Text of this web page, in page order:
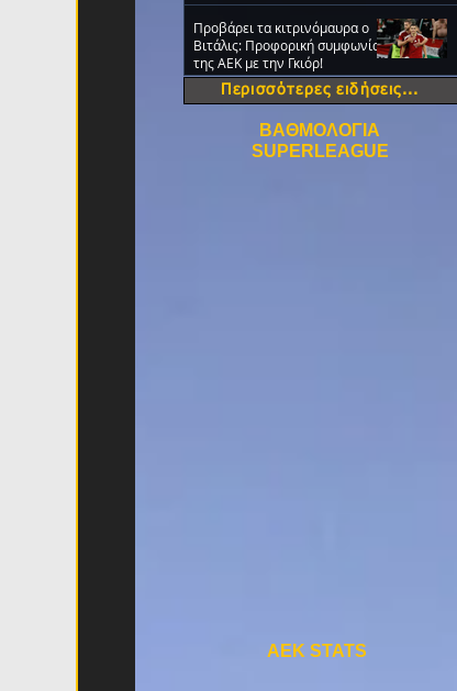
Προβάρει τα κιτρινόμαυρα ο
Βιτάλις: Προφορική συμφωνία
της ΑΕΚ με την Γκιόρ!
ΒΑΘΜΟΛΟΓΙΑ
SUPERLEAGUE
Περισσότερες ειδήσεις...
AEK STATS